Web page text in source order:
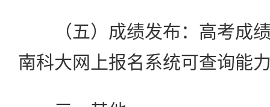
（五）成绩发布：高考成绩
南科大网上报名系统可查询能